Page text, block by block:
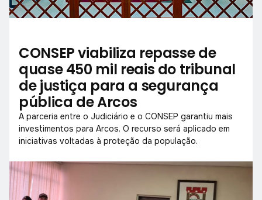
CONSEP viabiliza repasse de
quase 450 mil reais do tribunal
de justiça para a segurança
pública de Arcos
A parceria entre o Judiciário e o CONSEP garantiu mais
investimentos para Arcos. O recurso será aplicado em
iniciativas voltadas à proteção da população.